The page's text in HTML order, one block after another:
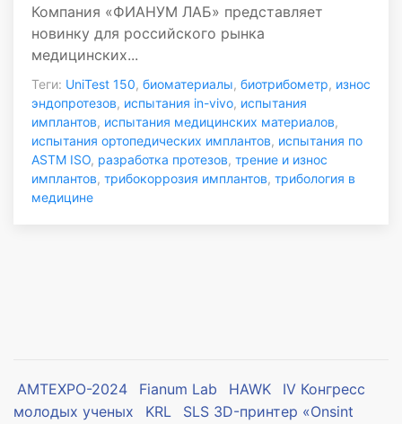
Компания «ФИАНУМ ЛАБ» представляет
новинку для российского рынка
медицинских...
Теги: UniTest 150, биоматериалы, биотрибометр, износ
эндопротезов, испытания in-vivo, испытания
имплантов, испытания медицинских материалов,
испытания ортопедических имплантов, испытания по
ASTM ISO, разработка протезов, трение и износ
имплантов, трибокоррозия имплантов, трибология в
медицине
AMTEXPO-2024 Fianum Lab HAWK
IV Конгресс
молодых ученых
KRL
SLS 3D-принтер «Onsint